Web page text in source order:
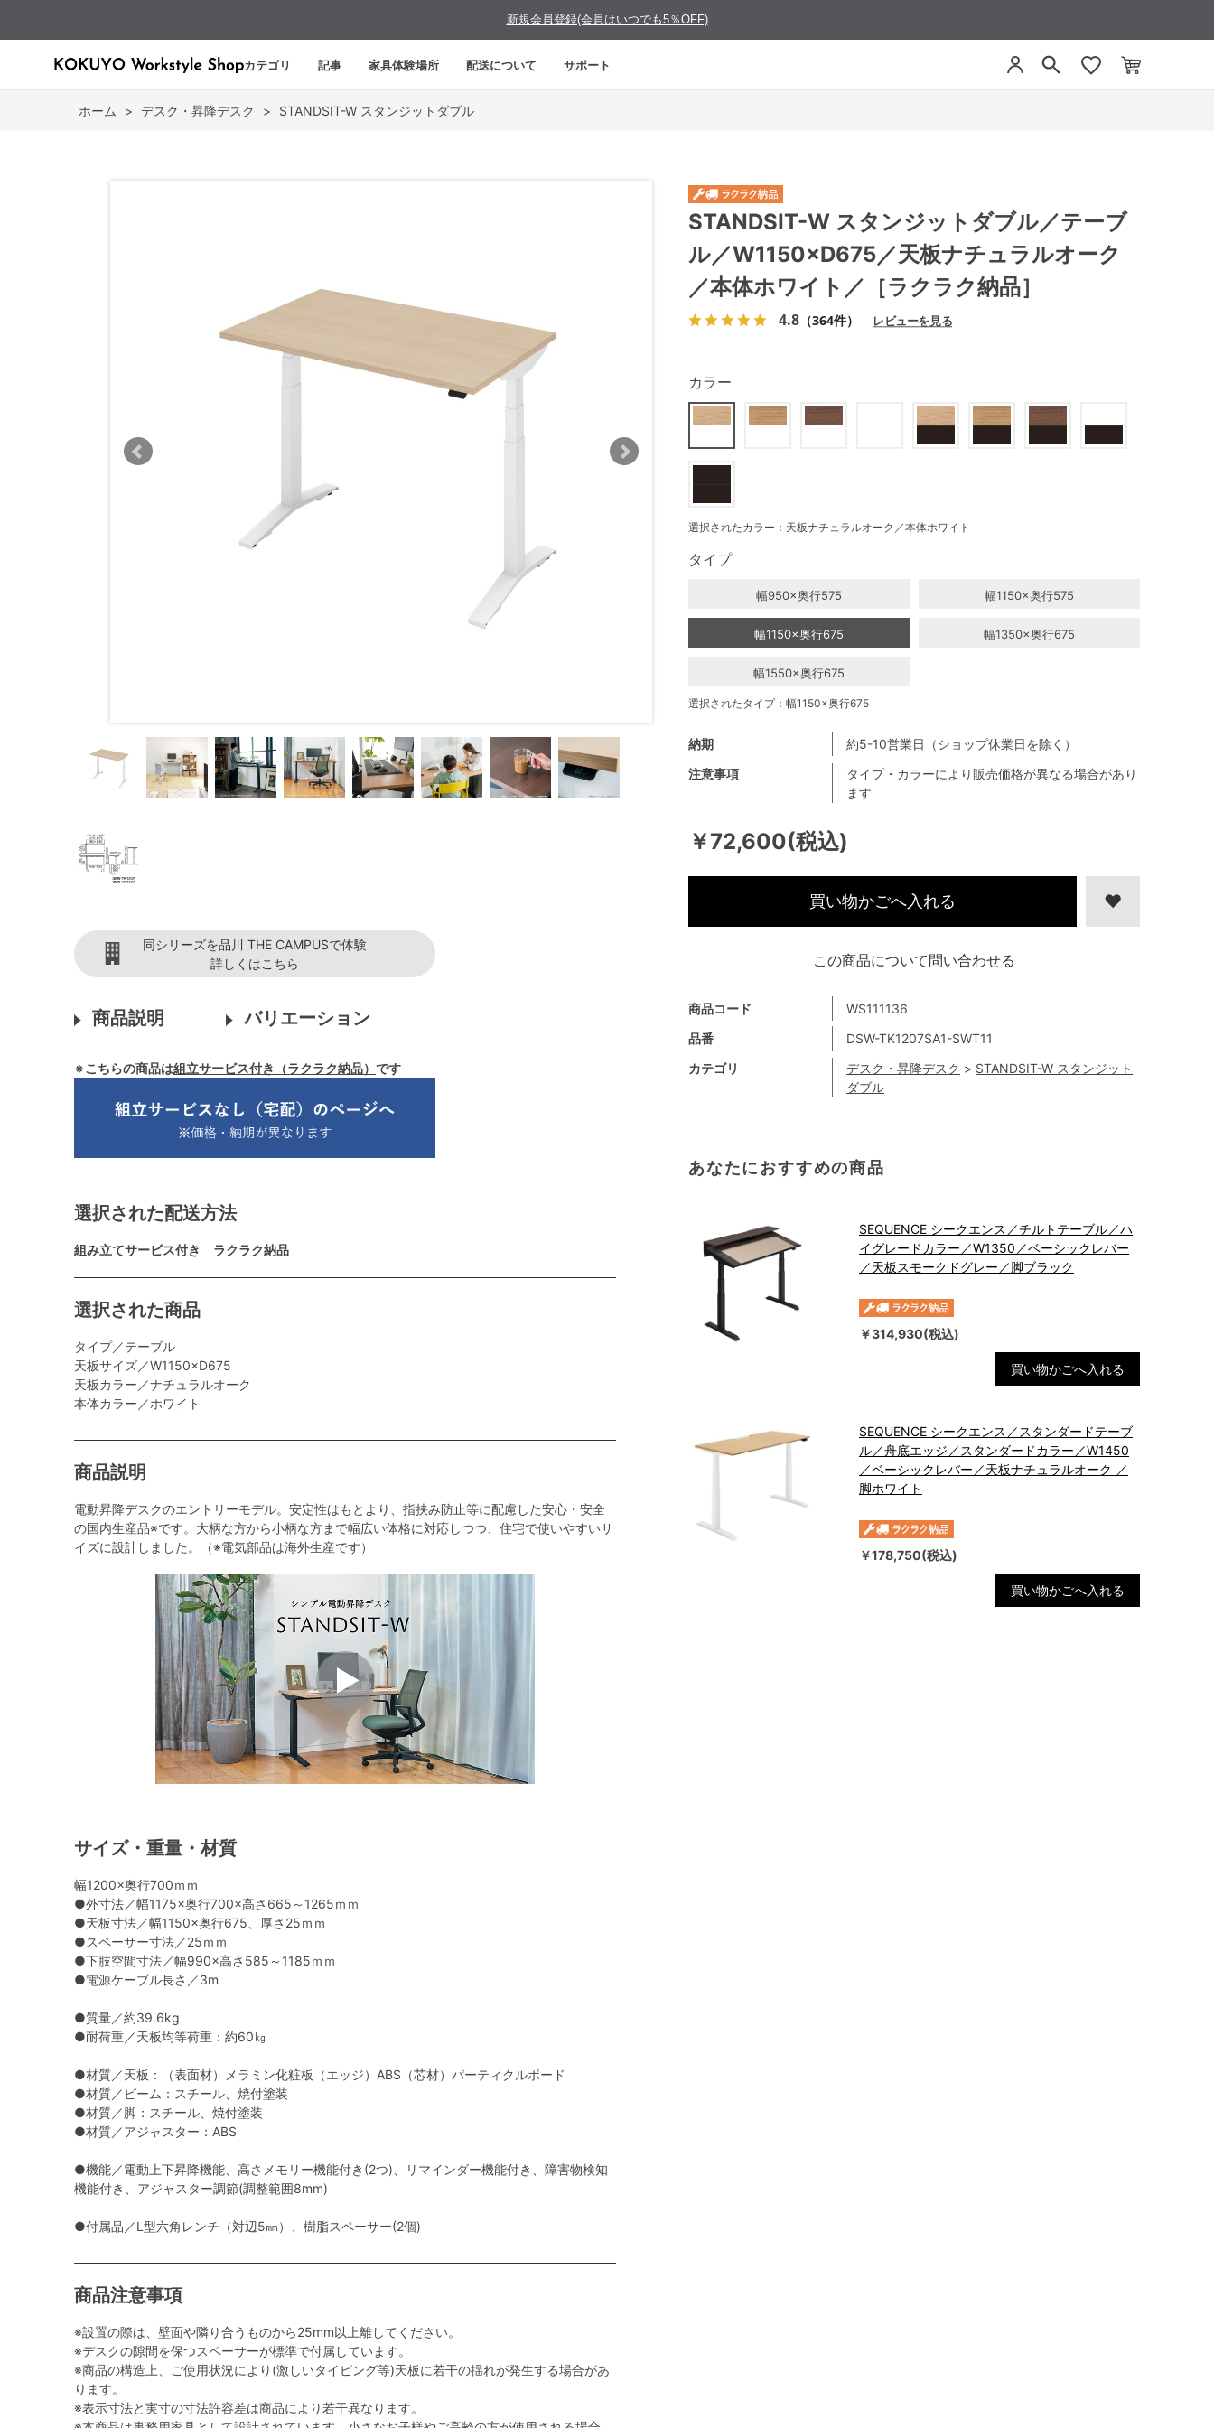
新規会員登録(会員はいつでも5％OFF)
カテゴリ 記事 家具体験場所 配送について サポート
ホーム > デスク・昇降デスク > STANDSIT-W スタンジットダブル
同シリーズを品川 THE CAMPUSで体験
詳しくはこちら
商品説明 バリエーション
※こちらの商品は組立サービス付き（ラクラク納品） です
選択された配送方法
組み立てサービス付き ラクラク納品
選択された商品
タイプ／テーブル
天板サイズ／W1150×D675
天板カラー／ナチュラルオーク
本体カラー／ホワイト
商品説明
電動昇降デスクのエントリーモデル。安定性はもとより、指挟み防止等に配慮した安心・安全
の国内生産品※です。大柄な方から小柄な方まで幅広い体格に対応しつつ、住宅で使いやすいサ
イズに設計しました。（※電気部品は海外生産です）
サイズ・重量・材質
幅1200×奥行700ｍｍ
●外寸法／幅1175×奥行700×高さ665～1265ｍｍ
●天板寸法／幅1150×奥行675、厚さ25ｍｍ
●スペーサー寸法／25ｍｍ
●下肢空間寸法／幅990×高さ585～1185ｍｍ
●電源ケーブル長さ／3m
●質量／約39.6kg
●耐荷重／天板均等荷重：約60㎏
●材質／天板：（表面材）メラミン化粧板（エッジ）ABS（芯材）パーティクルボード
●材質／ビーム：スチール、焼付塗装
●材質／脚：スチール、焼付塗装
●材質／アジャスター：ABS
●機能／電動上下昇降機能、高さメモリー機能付き(2つ)、リマインダー機能付き、障害物検知
機能付き、アジャスター調節(調整範囲8mm)
●付属品／L型六角レンチ（対辺5㎜）、樹脂スペーサー(2個)
商品注意事項
※設置の際は、壁面や隣り合うものから25mm以上離してください。
※デスクの隙間を保つスペーサーが標準で付属しています。
※商品の構造上、ご使用状況により(激しいタイピング等)天板に若干の揺れが発生する場合があ
ります。
※表示寸法と実寸の寸法許容差は商品により若干異なります。
STANDSIT-W スタンジットダブル／テーブ
ル／W1150×D675／天板ナチュラルオーク
／本体ホワイト／［ラクラク納品］
4.8 （364件） レビューを見る
￥72,600(税込)
商品コード
WS111136
品番
DSW-TK1207SA1-SWT11
カテゴリ
デスク・昇降デスク > STANDSIT-W スタンジット
ダブル
注意事項
タイプ・カラーにより販売価格が異なる場合があり
ます
納期 約5-10営業日（ショップ休業日を除く）
カラー
選択されたカラー：天板ナチュラルオーク／本体ホワイト
タイプ
幅950×奥行575 幅1150×奥行575
幅1150×奥行675 幅1350×奥行675
幅1550×奥行675
選択されたタイプ：幅1150×奥行675
買い物かごへ入れる
あなたにおすすめの商品
SEQUENCE シークエンス／チルトテーブル／ハ
イグレードカラー／W1350／ベーシックレバー
／天板スモークドグレー／脚ブラック
￥314,930(税込)
買い物かごへ入れる
SEQUENCE シークエンス／スタンダードテーブ
ル／舟底エッジ／スタンダードカラー／W1450
／ベーシックレバー／天板ナチュラルオーク ／
脚ホワイト
￥178,750(税込)
買い物かごへ入れる
この商品について問い合わせる